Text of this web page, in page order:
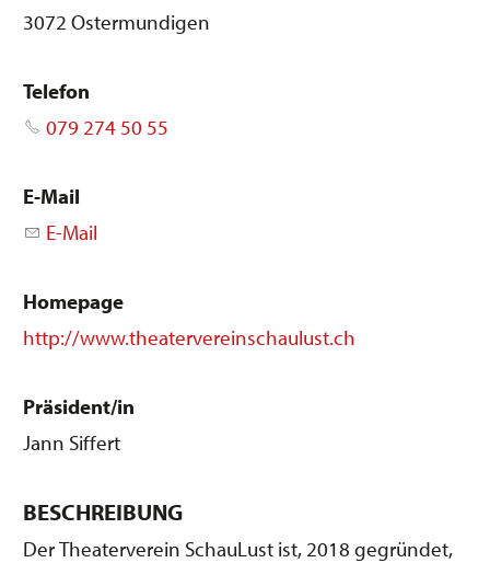
3072 Ostermundigen
Telefon
079 274 50 55
E-Mail
E-Mail
Homepage
http://www.theatervereinschaulust.ch
Präsident/in
Jann Siffert
BESCHREIBUNG
Der Theaterverein SchauLust ist, 2018 gegründet,